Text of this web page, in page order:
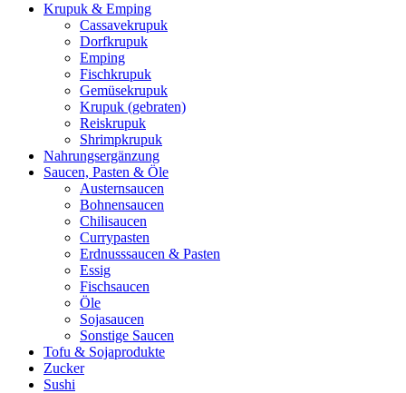
Krupuk & Emping
Cassavekrupuk
Dorfkrupuk
Emping
Fischkrupuk
Gemüsekrupuk
Krupuk (gebraten)
Reiskrupuk
Shrimpkrupuk
Nahrungsergänzung
Saucen, Pasten & Öle
Austernsaucen
Bohnensaucen
Chilisaucen
Currypasten
Erdnusssaucen & Pasten
Essig
Fischsaucen
Öle
Sojasaucen
Sonstige Saucen
Tofu & Sojaprodukte
Zucker
Sushi